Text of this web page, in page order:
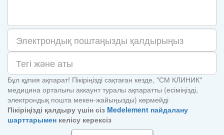
Бұл құпия ақпарат! Пікіріңізді сақтаған кезде, "СМ КЛИНИК"
медицина орталығы аккаунт туралы ақпаратты (есіміңізді,
электрондық пошта мекен-жайыңызды) көрмейді
Пікіріңізді қалдыру үшін сіз Medelement пайдалану
шарттарымен келісу керексіз